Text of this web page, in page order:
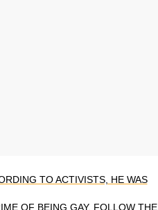
TO ACTIVISTS, HE WAS
OF BEING GAY. FOLLOW THE